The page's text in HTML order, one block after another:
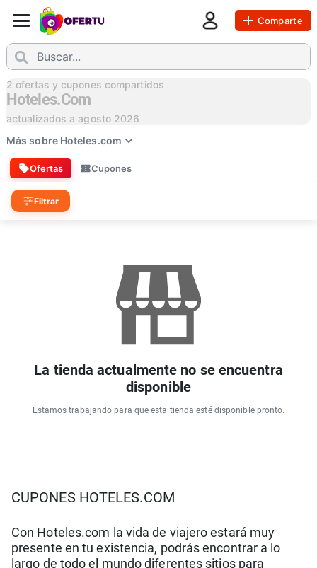
Comparte
2 ofertas y cupones compartidos
Hoteles.com
actualizados a agosto 2026
Más sobre Hoteles.com
Ofertas Cupones
Filtrar
La tienda actualmente no se encuentra
disponible
Estamos trabajando para que esta tienda esté disponible pronto.
CUPONES HOTELES.COM
Con Hoteles.com la vida de viajero estará muy
presente en tu existencia, podrás encontrar a lo
largo de todo el mundo diferentes sitios para